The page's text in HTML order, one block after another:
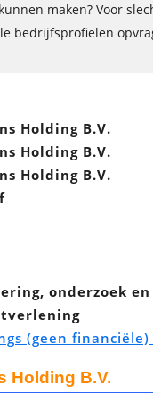
maken? Voor
bedrijfsprofielen
Holding B.V.
Holding B.V.
Holding B.V.
onderzoek
(geen financiële)
Holding B.V.